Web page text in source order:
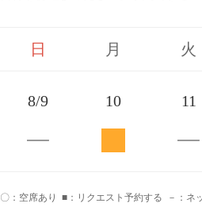
日 月 火
8/9 10 11
〇：空席あり ■：リクエスト予約する －：ネ